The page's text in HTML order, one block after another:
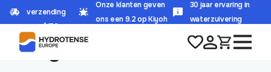
verzending
vanaf 150,-
Onze klanten geven
ons een 9.2 op Kiyoh
30 jaar ervaring in
waterzuivering
HOME/OMGEKEERDE OSMOSE
Omgekeerde Osmose